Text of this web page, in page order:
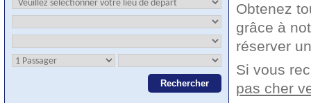
Obtenez
grâce à
réserver
Si vous
pas cher